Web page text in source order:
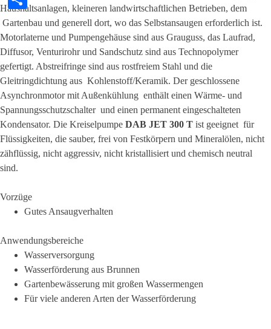
Haushaltsanlagen, kleineren landwirtschaftlichen Betrieben, dem
Gartenbau und generell dort, wo das Selbstansaugen erforderlich ist.
Motorlaterne und Pumpengehäuse sind aus Grauguss, das Laufrad,
Diffusor, Venturirohr und Sandschutz sind aus Technopolymer
gefertigt. Abstreifringe sind aus rostfreiem Stahl und die
Gleitringdichtung aus Kohlenstoff/Keramik. Der geschlossene
Asynchronmotor mit Außenkühlung enthält einen Wärme- und
Spannungsschutzschalter und einen permanent eingeschalteten
Kondensator. Die Kreiselpumpe DAB JET 300 T ist geeignet für
Flüssigkeiten, die sauber, frei von Festkörpern und Mineralölen, nicht
zähflüssig, nicht aggressiv, nicht kristallisiert und chemisch neutral
sind.
Vorzüge
Gutes Ansaugverhalten
Anwendungsbereiche
Wasserversorgung
Wasserförderung aus Brunnen
Gartenbewässerung mit großen Wassermengen
Für viele anderen Arten der Wasserförderung
Teilen